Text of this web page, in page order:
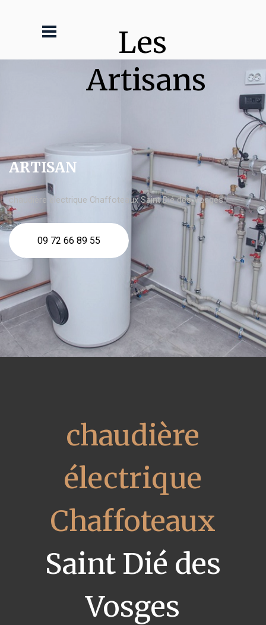
Les
Artisans
ARTISAN
chaudière électrique Chaffoteaux Saint Dié des Vosges
09 72 66 89 55
chaudière
électrique
Chaffoteaux
Saint Dié des
Vosges